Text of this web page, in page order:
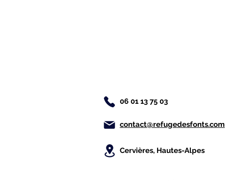
06 01 13 75 03
contact@refugedesfonts.com
Cervières, Hautes-Alpes